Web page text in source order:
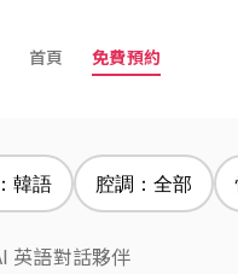
首頁 免費預約
韓語 腔調：全部
英語對話夥伴